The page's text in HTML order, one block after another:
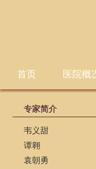
首页 医院概
专家简介
韦义甜
谭翱
袁朝勇